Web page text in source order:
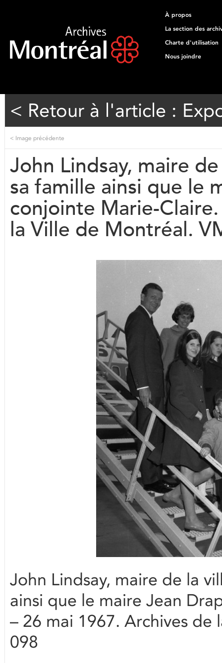
À propos
La section des
Charte d'utilisation
Nous joindre
< Retour à l'article :
< Image précédente
John Lindsay, maire
sa famille ainsi que le
conjointe Marie-
la Ville de Montréal.
John Lindsay, maire de la
ainsi que le maire Jean
– 26 mai 1967. Archives
098